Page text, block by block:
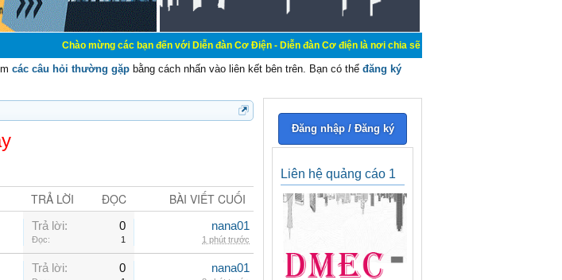
Chào mừng các bạn đến với Diễn đàn Cơ Điện - Diễn đàn Cơ điện là nơi chia sẽ kiến thức kinh nghiệm trong lãnh vực
các câu hỏi thường gặp bằng cách nhấn vào liên kết bên trên. Bạn có thể đăng ký
TRẢ LỜI ĐỌC BÀI VIẾT CUỐI
Trả lời: 0
Đọc: 1
nana01
1 phút trước
Trả lời: 0 nana01
Đăng nhập / Đăng ký
Liên hệ quảng cáo 1